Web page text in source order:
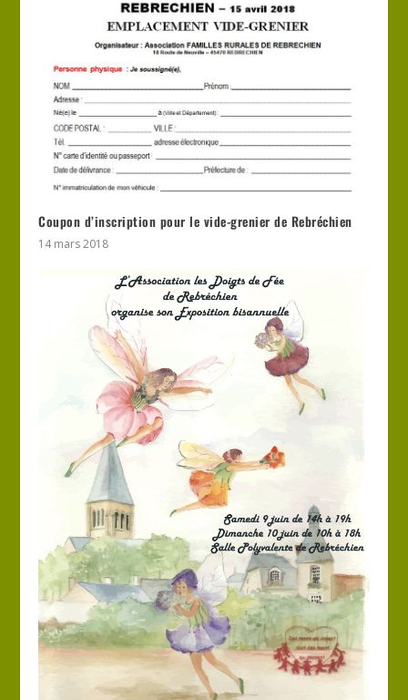
Coupon d’inscription pour le vide-grenier de Rebréchien
14 mars 2018